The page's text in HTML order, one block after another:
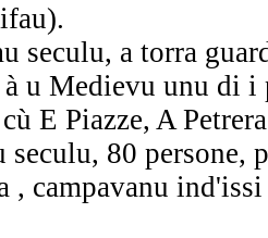
seculu, a torra
à u Medievu unu di i
E Piazze, A
80 persone,
, campavanu